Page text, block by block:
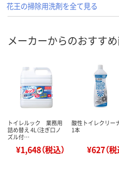
花王の掃除用洗剤を全て見る
メーカーからのおすす
トイレルック 業務用
詰め替え 4L（注ぎ口ノ
ズル付…
¥1,648（税込）
酸性トイレクリー
1本
¥627（税